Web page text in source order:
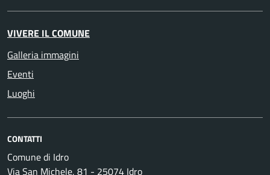
VIVERE IL COMUNE
Galleria immagini
Eventi
Luoghi
CONTATTI
Comune di Idro
Via San Michele, 81 - 25074 Idro